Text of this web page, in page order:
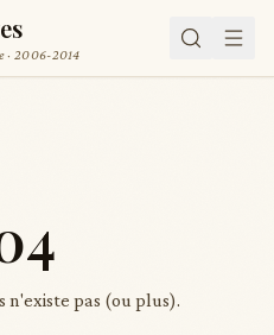
· 2006-2014
n'existe pas (ou plus).